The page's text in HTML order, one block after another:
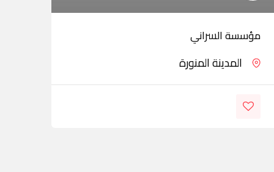
مؤسسة السراني
المدينة المنورة